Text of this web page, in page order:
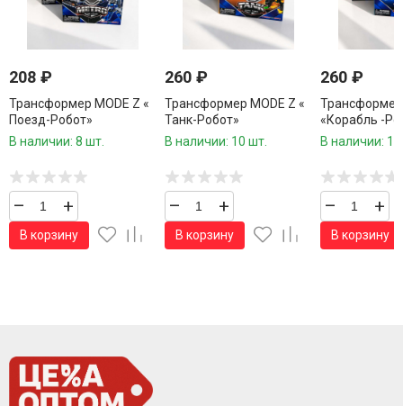
208 ₽
Трансформер MODE Z «
Поезд-Робот»
В наличии: 8 шт.
– +
В корзину
260 ₽
Трансформер MODE Z «
Танк-Робот»
В наличии: 10 шт.
– +
В корзину
260 ₽
Трансформер
«Корабль -
В наличии:
– +
В корзину